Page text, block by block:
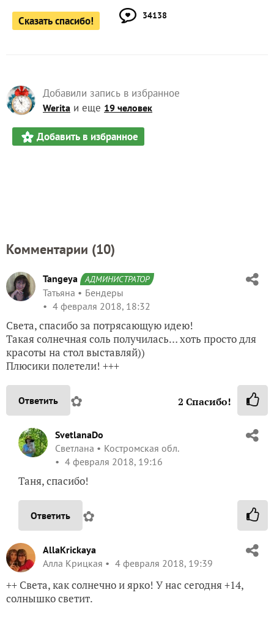
Сказать спасибо! 34138
Добавили запись в избранное
Werita и еще 19 человек
Добавить в избранное
Комментарии (10)
Tangeya АДМИНИСТРАТОР
Татьяна
Бендеры
4 февраля 2018, 18:32
Света, спасибо за потрясающую идею!
Такая солнечная соль получилась… хоть просто для
красоты на стол выставляй))
Плюсики полетели! +++
Ответить ✿ 2 Спасибо!
SvetlanaDo
Светлана
Костромская обл.
4 февраля 2018, 19:16
Таня, спасибо!
Ответить ✿
AllaKrickaya
Алла Крицкая
4 февраля 2018, 19:39
++ Света, как солнечно и ярко! У нас сегодня +14,
солнышко светит.